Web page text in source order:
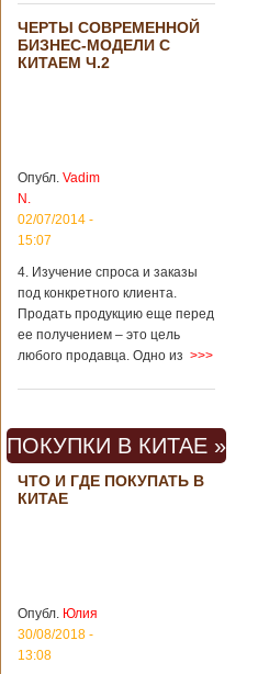
для туристов
вещи в Китае
Традиции и
образ жизни
жителей Китая
вещах, которые
больше всего
удивляют туристов
в Поднебесной.
в метрополитене В
Пекине или
Шанхае терактов
не было, да и весь
Китай в этом
считается
государством. Но в
метрополитене
Шанхая или
Подробнее...
Опубликовано
родителей
появился их
ребенок. Выносила
малыша
ЧЕРТЫ СОВРЕМЕННОЙ
БИЗНЕС-МОДЕЛИ С
КИТАЕМ Ч.2
Опубл. Vadim
N.
02/07/2014 -
15:07
4. Изучение спроса и заказы
под конкретного клиента.
Продать продукцию еще перед
ее получением – это цель
любого продавца. Одно из >>>
ПОКУПКИ В КИТАЕ »
ЧТО И ГДЕ ПОКУПАТЬ В
КИТАЕ
Опубл. Юлия
30/08/2018 -
13:08